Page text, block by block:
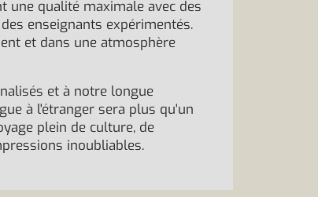
une qualité maximale avec des
enseignants expérimentés.
et dans une atmosphère
et à notre longue
à l'étranger sera plus qu'un
plein de culture, de
inoubliables.